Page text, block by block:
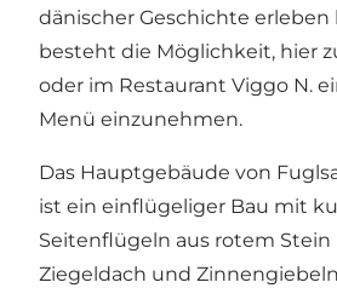
dänischer Geschichte erleben
besteht die Möglichkeit, hier
oder im Restaurant Viggo N.
Menü einzunehmen.
Das Hauptgebäude von
ist ein einflügeliger Bau mit
Seitenflügeln aus rotem
Ziegeldach und